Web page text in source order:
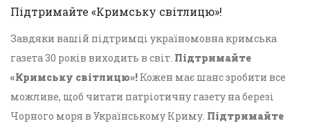
Підтримайте «Кримську світлицю»!
Завдяки вашій підтримці україномовна кримська
газета 30 років виходить в світ. Підтримайте
«Кримську світлицю»! Кожен має шанс зробити все
можливе, щоб читати патріотичну газету на березі
Чорного моря в Українському Криму. Підтримайте